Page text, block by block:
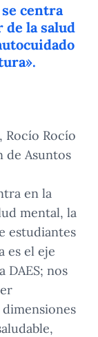
centra
la salud
Rocío Rocío
de Asuntos
en la
mental, la
estudiantes
es el eje
nos